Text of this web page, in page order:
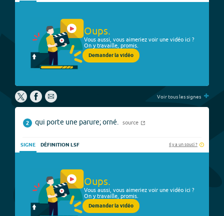
Oups.
Vous aussi, vous aimeriez voir une vidéo ici ?
On y travaille, promis.
Demander la vidéo
Voir tous les signes +
2 qui porte une parure; orné. source
SIGNE DÉFINITION LSF Il y a un souci ?
Oups.
Vous aussi, vous aimeriez voir une vidéo ici ?
On y travaille, promis.
Demander la vidéo